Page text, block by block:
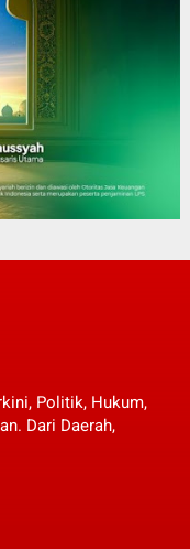
Politik, Hukum,
Dari Daerah,